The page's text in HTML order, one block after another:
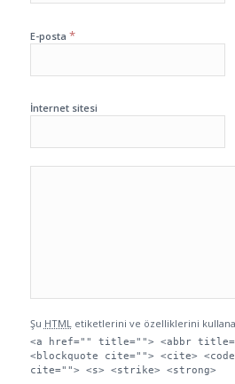
E-posta *
İnternet sitesi
Şu HTMLetiketlerini ve özelliklerini
<a href="" title=""> <abbr
<blockquote cite=""> <cite>
cite=""> <s> <strike> <strong>